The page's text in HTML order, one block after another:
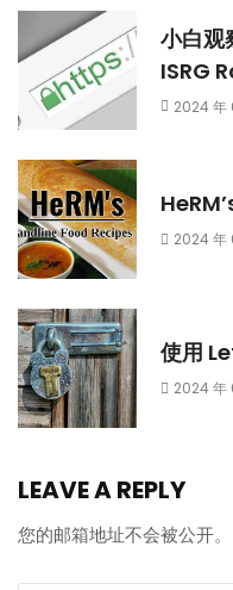
小白
ISRG
2024 年
2024 年
使用
2024 年
LEAVE A REPLY
您的邮箱地址不会被公开。